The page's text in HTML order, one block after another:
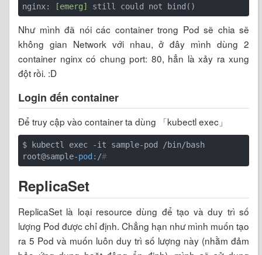
nginx:
[emerg]
Như mình đã nói các container trong Pod sẽ chia sẽ
không gian Network với nhau, ở đây mình dùng 2
container nginx có chung port: 80, hẳn là xảy ra xung
đột rồi. :D
Login đến container
Để truy cập vào container ta dùng 「kubectl exec」
$ kubectl exec -it sample-pod /bin/bash
root@sample-pod: /#
ReplicaSet
ReplicaSet là loại resource dùng để tạo và duy trì số
lượng Pod được chỉ định. Chẳng hạn như mình muốn tạo
ra 5 Pod và muốn luôn duy trì số lượng này (nhằm đảm